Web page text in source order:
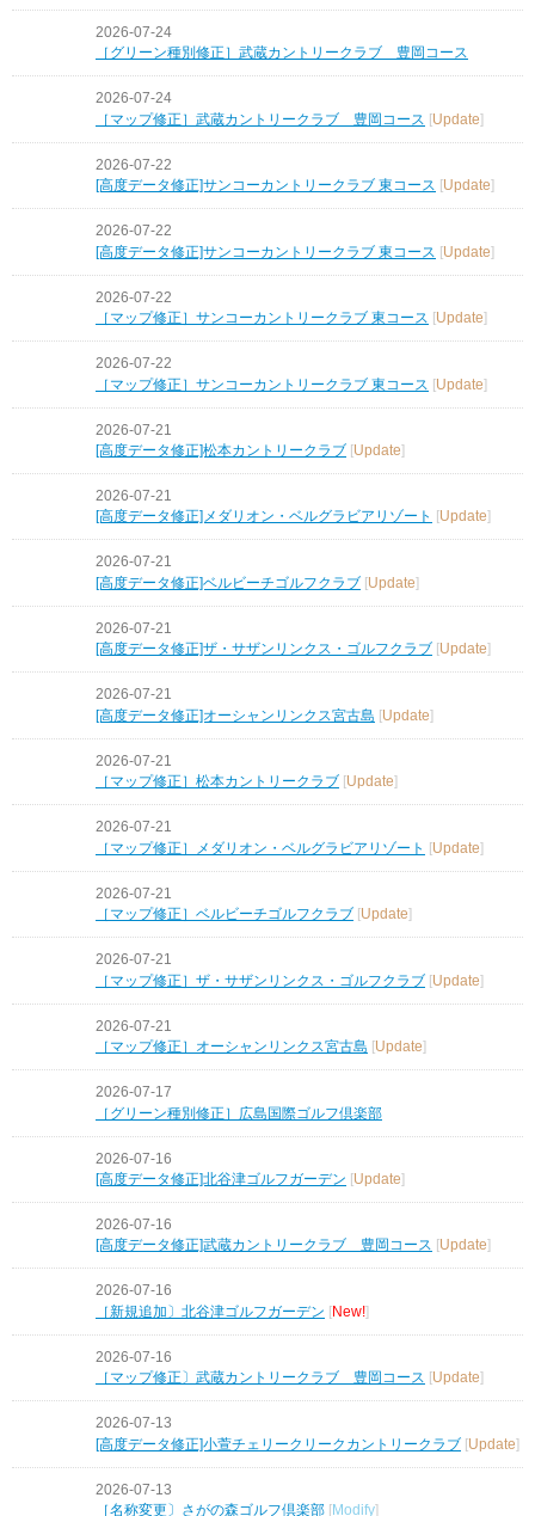
2026-07-24
［グリーン種別修正］武蔵カントリークラブ 豊岡コース
2026-07-24
［マップ修正］武蔵カントリークラブ 豊岡コース [Update]
2026-07-22
[高度データ修正]サンコーカントリークラブ 東コース [Update]
2026-07-22
[高度データ修正]サンコーカントリークラブ 東コース [Update]
2026-07-22
［マップ修正］サンコーカントリークラブ 東コース [Update]
2026-07-22
［マップ修正］サンコーカントリークラブ 東コース [Update]
2026-07-21
[高度データ修正]松本カントリークラブ [Update]
2026-07-21
[高度データ修正]メダリオン・ベルグラビアリゾート
Update
2026-07-21
[高度データ修正]ベルビーチゴルフクラブ [Update]
2026-07-21
[高度データ修正]ザ・サザンリンクス・ゴルフクラブ
Update
2026-07-21
[高度データ修正]オーシャンリンクス宮古島 [Update]
2026-07-21
［マップ修正］松本カントリークラブ
Update
2026-07-21
［マップ修正］メダリオン・ベルグラビアリゾート
[Update]
2026-07-21
［マップ修正］ベルビーチゴルフクラブ [Update]
2026-07-21
［マップ修正］ザ・サザンリンクス・ゴルフクラブ [Update]
2026-07-21
［マップ修正］オーシャンリンクス宮古島 [Update]
2026-07-17
［グリーン種別修正］広島国際ゴルフ倶楽部
2026-07-16
[高度データ修正]北谷津ゴルフガーデン [Update]
2026-07-16
[高度データ修正]武蔵カントリークラブ 豊岡コース
Update
2026-07-16
［新規追加〕北谷津ゴルフガーデン [New!]
2026-07-16
［マップ修正〕武蔵カントリークラブ 豊岡コース
Update
2026-07-13
[高度データ修正]小萱チェリークリークカントリークラブ [Update]
2026-07-13
［名称変更〕さがの森ゴルフ倶楽部
Modify